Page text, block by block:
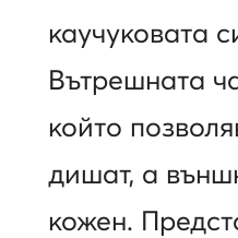
каучуковата
Вътрешната
който
дишат, а
кожен.